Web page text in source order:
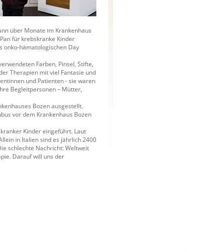
über Monate im Krankenhaus
für krebskranke Kinder
onko-hämatologischen Day
Farben, Pinsel, Stifte,
Therapien mit viel Fantasie und
und Patienten - sie waren
Begleitpersonen – Mütter,
Bozen ausgestellt.
vor dem Krankenhaus Bozen
Kinder eingeführt. Laut
in Italien sind es jährlich 2400
schlechte Nachricht: Weltweit
Darauf will uns der